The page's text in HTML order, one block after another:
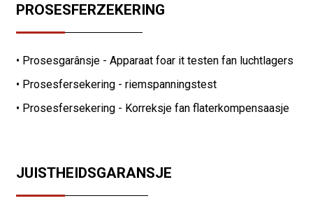
PROSESFERZEKERING
• Prosesgarânsje - Apparaat foar it testen fan luchtlagers
• Prosesfersekering - riemspanningstest
• Prosesfersekering - Korreksje fan flaterkompensaasje
JUISTHEIDSGARANSJE